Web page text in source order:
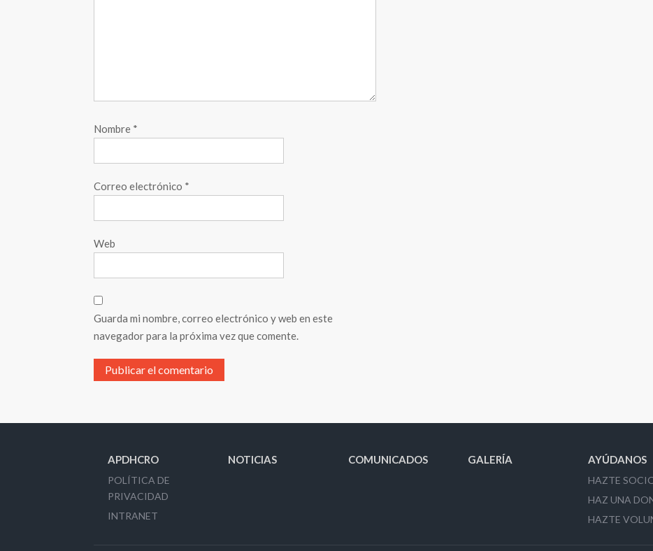
Nombre *
Correo electrónico *
Web
Guarda mi nombre, correo electrónico y web en este
navegador para la próxima vez que comente.
APDHCRO
POLÍTICA DE
PRIVACIDAD
INTRANET
NOTICIAS COMUNICADOS GALERÍA AYÚDANOS
HAZTE
HAZ UNA
HAZTE